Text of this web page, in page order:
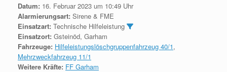
Datum: 16. Februar 2023 um 10:49 Uhr
Alarmierungsart: Sirene & FME
Einsatzart: Technische Hilfeleistung
Einsatzort: Gsteinöd, Garham
Fahrzeuge: Hilfeleistungslöschgruppenfahrzeug 40/1,
Mehrzweckfahrzeug 11/1
Weitere Kräfte: FF Garham